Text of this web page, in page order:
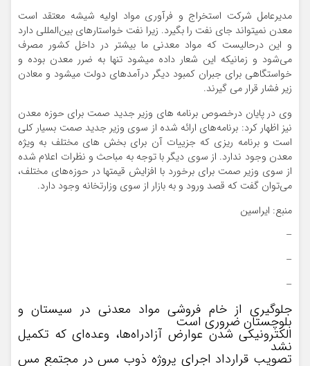
مدیرعامل شرکت استخراج و فرآوری مواد اولیه شیشه معتقد است
معدن نمیتواند جای نفت را بگیرد. زیرا نفت خواستارهای بین‌المللی دارد
و این درحالیست که مواد معدنی ما بیشتر در داخل کشور مصرف
می‌شود و زمانیکه این شعار داده میشود تنها به ضرر معدن بوده و
خواستگاهی برای جبران کمبود دیگر درآمدهای دولت میشود و معادن
زیر فشار قرار می گیرند.
وی در پایان درخصوص برنامه های وزیر جدید صمت برای حوزه معدن
نیز اظهار کرد: برنامه‌های ارائه شده از سوی وزیر جدید صمت بسیار کلی
است و برنامه ریزی که جزییات آن برای بخش های مختلف به ویژه
معدن وجود ندارد. از سوی دیگر با توجه به مباحث و نظرات اعلام شده
از سوی وزیر صمت برای برخورد با افزایش قیمتها در حوزه‌های مختلف،
می‌توان گفت که قصد ورود و به بازار از سوی وزارتخانه وجود دارد.
منبع: ایراسین
–
–
–
جلوگیری از خام فروشی مواد معدنی در سیستان و
بلوچستان ضروری است
الکترونیکی شدن عوارض آزادراه‌ها، وعده‌ای که تکمیل
نشد
تصویب قرارداد اجرای پروژه ذوب مس در مجتمع مس